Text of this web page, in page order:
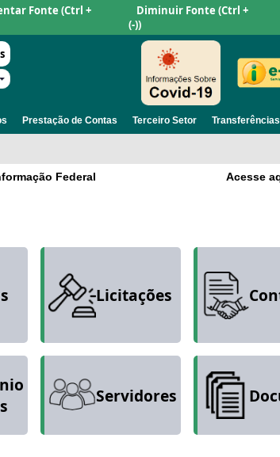
Fonte(Ctrl +
Diminuir Fonte(Ctrl +
(-))
Prestação de Contas Terceiro Setor Transferências